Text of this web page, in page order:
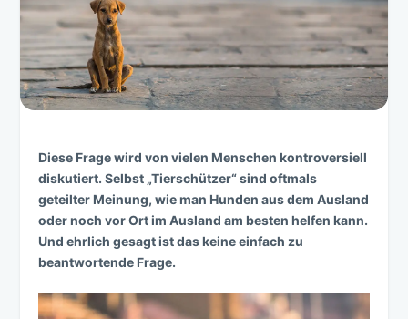
Diese Frage wird von vielen Menschen kontroversiell
diskutiert. Selbst „Tierschützer“ sind oftmals
geteilter Meinung, wie man Hunden aus dem Ausland
oder noch vor Ort im Ausland am besten helfen kann.
Und ehrlich gesagt ist das keine einfach zu
beantwortende Frage.